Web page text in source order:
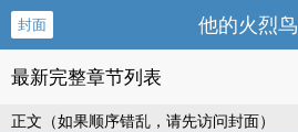
封面 他的火烈鸟
最新完整章节列表
正文（如果顺序错乱，请先访问封面）